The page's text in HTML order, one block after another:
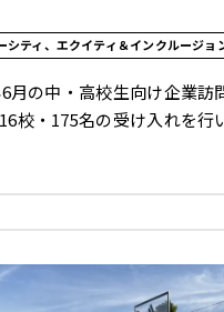
シティ、エクイティ＆インクルージョ
月の中・高校生向け企業訪
校・175名の受け入れを行